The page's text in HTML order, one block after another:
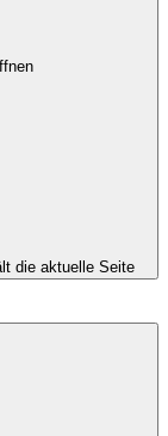
die aktuelle Seite